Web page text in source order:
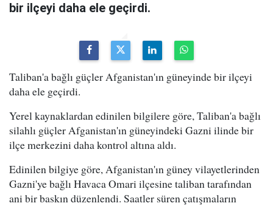
bir ilçeyi daha ele geçirdi.
Taliban'a bağlı güçler Afganistan'ın güneyinde bir ilçeyi
daha ele geçirdi.
Yerel kaynaklardan edinilen bilgilere göre, Taliban'a bağlı
silahlı güçler Afganistan'ın güneyindeki Gazni ilinde bir
ilçe merkezini daha kontrol altına aldı.
Edinilen bilgiye göre, Afganistan'ın güney vilayetlerinden
Gazni'ye bağlı Havaca Omari ilçesine taliban tarafından
ani bir baskın düzenlendi. Saatler süren çatışmaların